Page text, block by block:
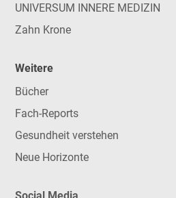
UNIVERSUM INNERE MEDIZIN
Zahn Krone
Weitere
Bücher
Fach-Reports
Gesundheit verstehen
Neue Horizonte